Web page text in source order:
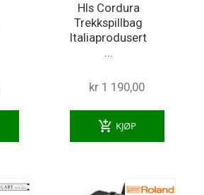
Hls Cordura
Trekkspillbag
Italiaprodusert
...
kr 1 190,00
add_shopping_cart KJØP